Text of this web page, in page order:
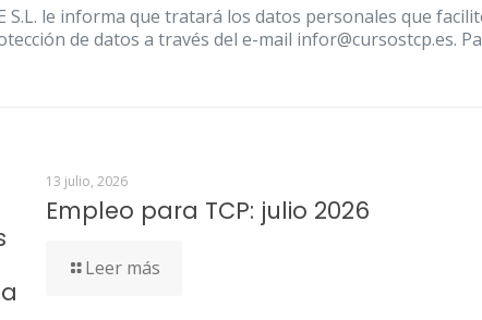
S.L. le informa que tratará los datos personales que
de datos a través del e-mail infor@cursostcp.es.
13 julio, 2026
Empleo para TCP: julio 2026
Leer más